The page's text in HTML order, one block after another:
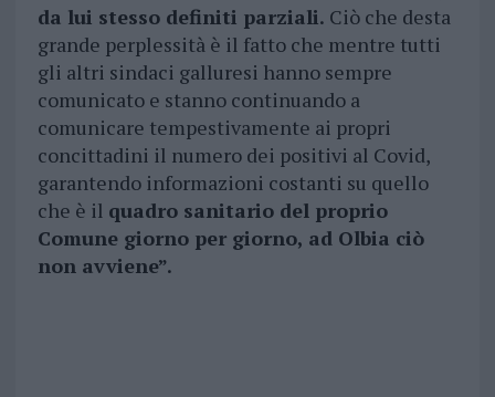
da lui stesso definiti parziali. Ciò che desta
grande perplessità è il fatto che mentre tutti
gli altri sindaci galluresi hanno sempre
comunicato e stanno continuando a
comunicare tempestivamente ai propri
concittadini il numero dei positivi al Covid,
garantendo informazioni costanti su quello
che è il quadro sanitario del proprio
Comune giorno per giorno, ad Olbia ciò
non avviene”.